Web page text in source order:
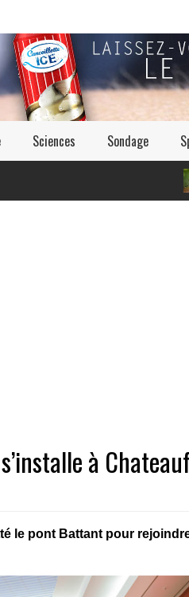
Sciences Sondage
Le
à
le pont Battant pour